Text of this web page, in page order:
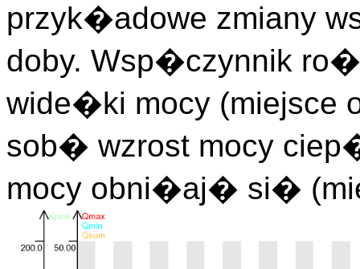
przyk�adowe zmiany
doby. Wsp�czynnik
wide�ki mocy (miejsce
sob� wzrost mocy
mocy obni�aj� si�